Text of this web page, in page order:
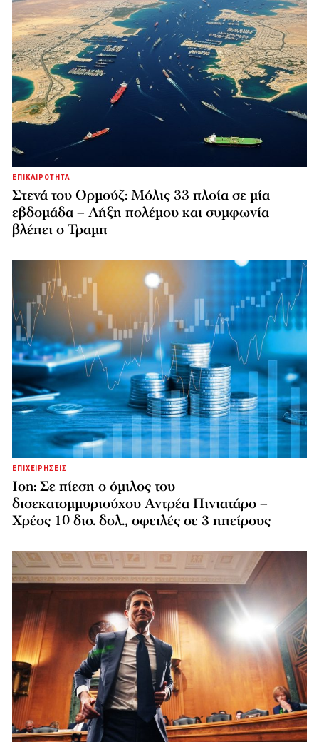
ΕΠΙΚΑΙΡΟΤΗΤΑ
Στενά του Ορμούζ: Μόλις 33 πλοία σε μία
εβδομάδα – Λήξη πολέμου και συμφωνία
βλέπει ο Τραμπ
ΕΠΙΧΕΙΡΗΣΕΙΣ
Ion: Σε πίεση ο όμιλος του
δισεκατομμυριούχου Αντρέα Πινιατάρο –
Χρέος 10 δισ. δολ., οφειλές σε 3 ηπείρους